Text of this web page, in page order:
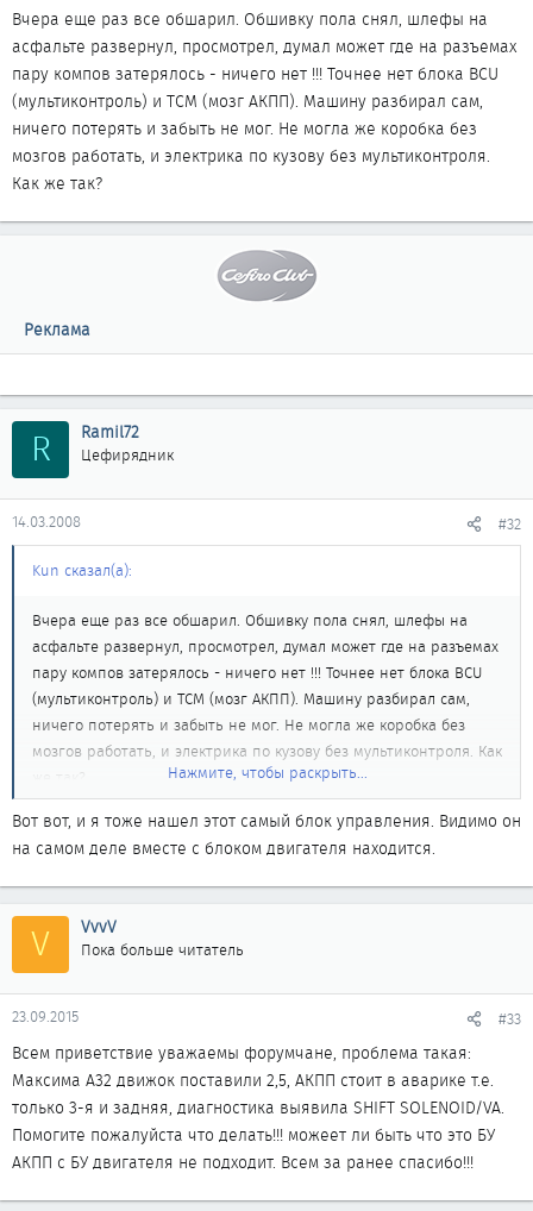
Вчера еще раз все обшарил. Обшивку пола снял, шлефы на
асфальте развернул, просмотрел, думал может где на разъемах
пару компов затерялось - ничего нет !!! Точнее нет блока BCU
(мультиконтроль) и TCM (мозг АКПП). Машину разбирал сам,
ничего потерять и забыть не мог. Не могла же коробка без
мозгов работать, и электрика по кузову без мультиконтроля.
Как же так?
Реклама
R Ramil72
Цефирядник
14.03.2008 #32
Kun сказал(а):
Вчера еще раз все обшарил. Обшивку пола снял, шлефы на
асфальте развернул, просмотрел, думал может где на разъемах
пару компов затерялось - ничего нет !!! Точнее нет блока BCU
(мультиконтроль) и TCM (мозг АКПП). Машину разбирал сам,
ничего потерять и забыть не мог. Не могла же коробка без
мозгов работать, и электрика по кузову без мультиконтроля. Как
же так?
Нажмите, чтобы раскрыть...
Вот вот, и я тоже нашел этот самый блок управления. Видимо он
на самом деле вместе с блоком двигателя находится.
V VvvV
Пока больше читатель
23.09.2015 #33
Всем приветствие уважаемы форумчане, проблема такая:
Максима А32 движок поставили 2,5, АКПП стоит в аварике т.е.
только 3-я и задняя, диагностика выявила SHIFT SOLENOID/VA.
Помогите пожалуйста что делать!!! можеет ли быть что это БУ
АКПП с БУ двигателя не подходит. Всем за ранее спасибо!!!